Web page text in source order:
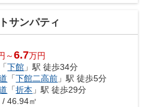
サンパティ
～6.7万円
「下館 」駅 徒歩34分
「下館二高前 」駅 徒歩5分
「折本 」駅 徒歩29分
/ 46.94㎡